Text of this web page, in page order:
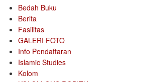
Bedah Buku
Berita
Fasilitas
GALERI FOTO
Info Pendaftaran
Islamic Studies
Kolom